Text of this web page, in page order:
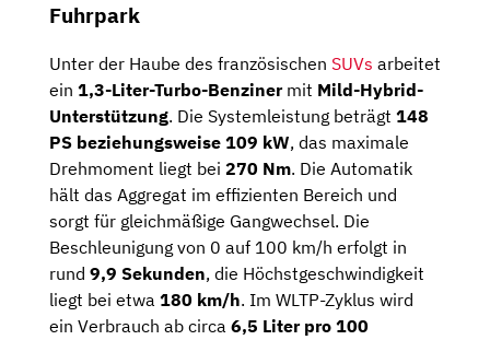
Fuhrpark
Unter der Haube des französischen SUVs arbeitet
ein 1,3-Liter-Turbo-Benzinermit Mild-Hybrid-
Unterstützung. Die Systemleistung beträgt 148
PS beziehungsweise 109 kW, das maximale
Drehmoment liegt bei 270 Nm. Die Automatik
hält das Aggregat im effizienten Bereich und
sorgt für gleichmäßige Gangwechsel. Die
Beschleunigung von 0 auf 100 km/h erfolgt in
rund 9,9 Sekunden, die Höchstgeschwindigkeit
liegt bei etwa 180 km/h. Im WLTP-Zyklus wird
ein Verbrauch ab circa 6,5 Liter pro 100